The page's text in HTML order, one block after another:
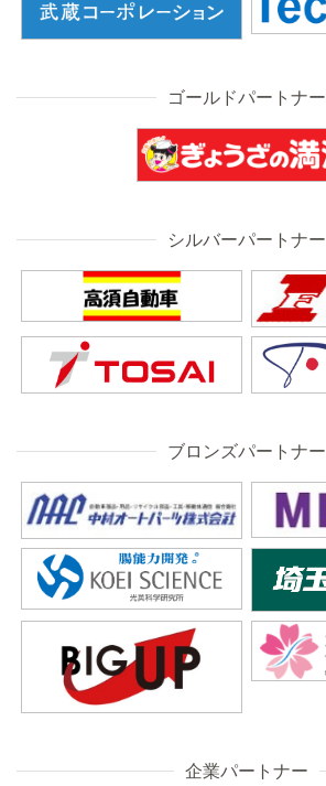
ゴールドパートナー
シルバーパートナー
ブロンズパートナー
企業パートナー